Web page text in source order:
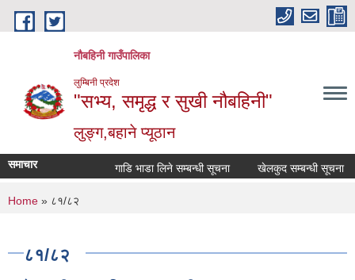
Skip to main content
नौबहिनी गाउँपालिका
लुम्बिनी प्रदेश
"सभ्य, समृद्ध र सुखी नौबहिनी"
लुङ्ग,बहाने प्यूठान
समाचार गाडि भाडा लिने सम्बन्धी सूचना खेलकुद सम्बन्धी सूचना
You are here
Home » ८१/८२
८१/८२